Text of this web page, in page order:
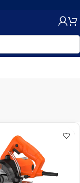
e Bateria/